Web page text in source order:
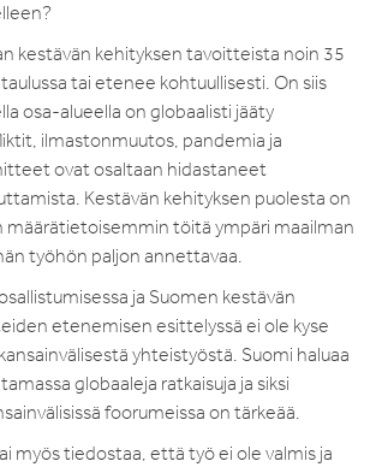
kestävän kehityksen tavoitteista noin 35
tai etenee kohtuullisesti. On siis
osa-alueella on globaalisti jääty
ilmastonmuutos, pandemia ja
ovat osaltaan hidastaneet
Kestävän kehityksen puolesta on
töitä ympäri maailman
työhön paljon annettavaa.
ja Suomen kestävän
etenemisen esittelyssä ei ole kyse
yhteistyöstä. Suomi haluaa
globaaleja ratkaisuja ja siksi
foorumeissa on tärkeää.
myös tiedostaa, että työ ei ole valmis ja